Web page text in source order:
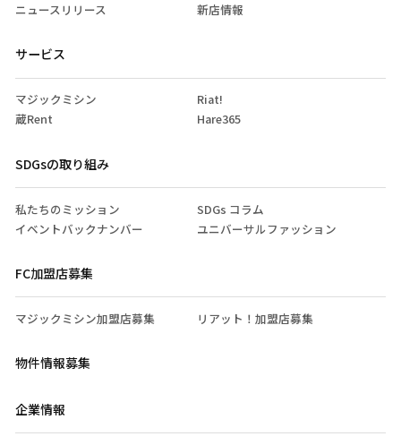
ニュースリリース 新店情報
サービス
マジックミシン
Riat!
蔵Rent
Hare365
SDGsの取り組み
私たちのミッション
SDGs コラム
イベントバックナンバー
ユニバーサルファッション
FC加盟店募集
マジックミシン加盟店募集 リアット！加盟店募集
物件情報募集
企業情報